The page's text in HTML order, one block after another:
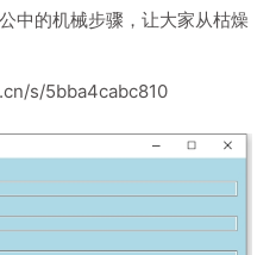
中的机械步骤，让大家从枯燥
s/5bba4cabc810